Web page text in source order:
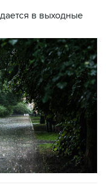
в выходные